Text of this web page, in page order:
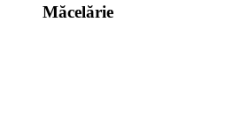
Măcelărie